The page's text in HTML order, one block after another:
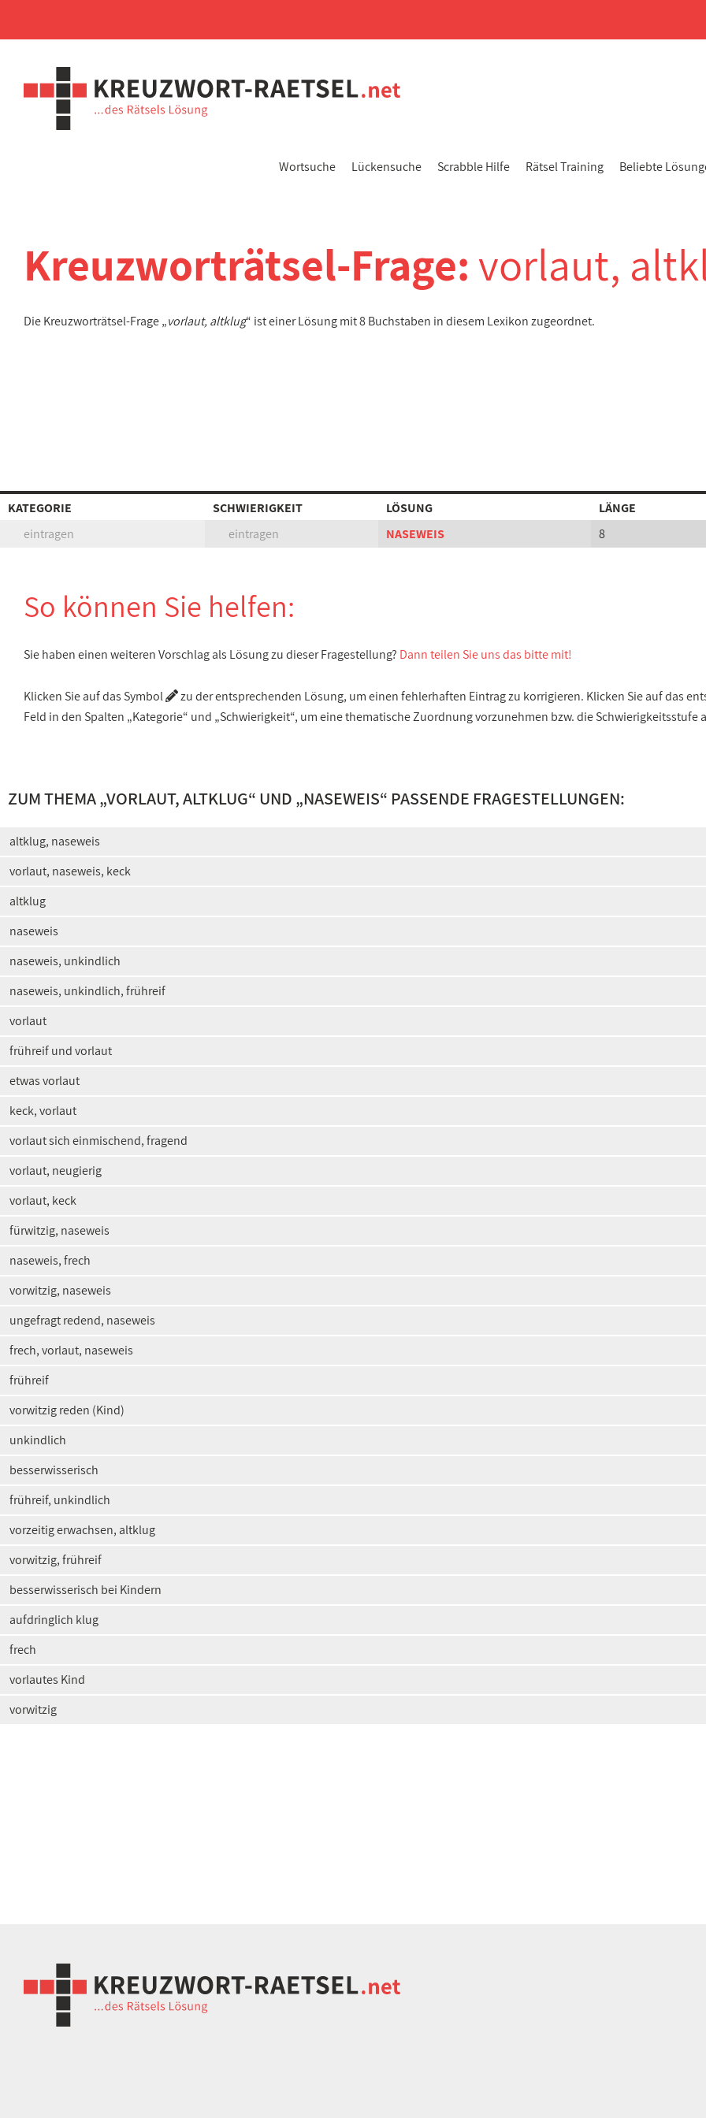
Wortsuche Lückensuche Scrabble Hilfe Rätsel Training Beliebte
Kreuzworträtsel-Frage:vorlaut,
Die Kreuzworträtsel-Frage „vorlaut, altklug“ ist einer Lösung mit 8 Buchstaben in diesem Lexikon zugeordnet.
KATEGORIE SCHWIERIGKEIT LÖSUNG
LÄNGE
eintragen
eintragen NASEWEIS 8
So können Sie helfen:
Sie haben einen weiteren Vorschlag als Lösung zu dieser Fragestellung? Dann teilen Sie uns das bitte mit!
Klicken Sie auf das Symbol
zu der entsprechenden Lösung, um einen fehlerhaften Eintrag zu korrigieren. Klicken Sie auf das
Feld in den Spalten „Kategorie“ und „Schwierigkeit“, um eine thematische Zuordnung vorzunehmen bzw. die Schwierigkeitsstufe
ZUM THEMA „VORLAUT, ALTKLUG“ UND „NASEWEIS“ PASSENDE FRAGESTELLUNGEN:
altklug, naseweis
vorlaut, naseweis, keck
altklug
naseweis
naseweis, unkindlich
naseweis, unkindlich, frühreif
vorlaut
frühreif und vorlaut
etwas vorlaut
keck, vorlaut
vorlaut sich einmischend, fragend
vorlaut, neugierig
vorlaut, keck
fürwitzig, naseweis
naseweis, frech
vorwitzig, naseweis
ungefragt redend, naseweis
frech, vorlaut, naseweis
frühreif
vorwitzig reden (Kind)
unkindlich
besserwisserisch
frühreif, unkindlich
vorzeitig erwachsen, altklug
vorwitzig, frühreif
besserwisserisch bei Kindern
aufdringlich klug
frech
vorlautes Kind
vorwitzig